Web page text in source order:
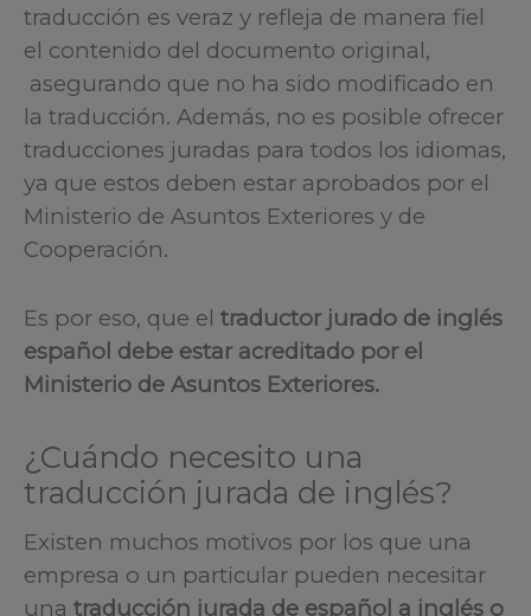
traducción es veraz y refleja de manera fiel
el contenido del documento original,
asegurando que no ha sido modificado en
la traducción. Además, no es posible ofrecer
traducciones juradas para todos los idiomas,
ya que estos deben estar aprobados por el
Ministerio de Asuntos Exteriores y de
Cooperación.
Es por eso, que el traductor jurado de inglés
español debe estar acreditado por el
Ministerio de Asuntos Exteriores.
¿Cuándo necesito una
traducción jurada de inglés?
Existen muchos motivos por los que una
empresa o un particular pueden necesitar
una traducción jurada de español a inglés o